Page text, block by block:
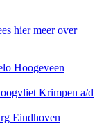
hier meer over
Hoogeveen
Krimpen a/d
Eindhoven